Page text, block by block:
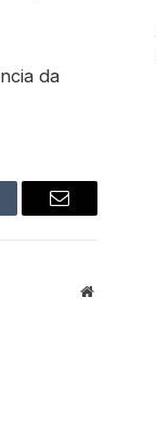
da
Email
Website